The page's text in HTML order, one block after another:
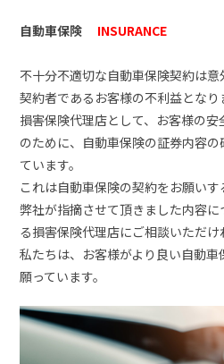
自動車保険 INSURANCE
不十分不適切な自動車保険契約は
契約者であるお客様の不利益となり
損害保険代理店として、お客様の
のために、自動車保険の証券内容
ています。
これは自動車保険の契約をお願いす
弊社が指摘させて頂きました内容
る損害保険代理店にご相談いただけ
私たちは、お客様がより良い自動
願っています。